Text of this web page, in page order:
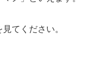
てください。